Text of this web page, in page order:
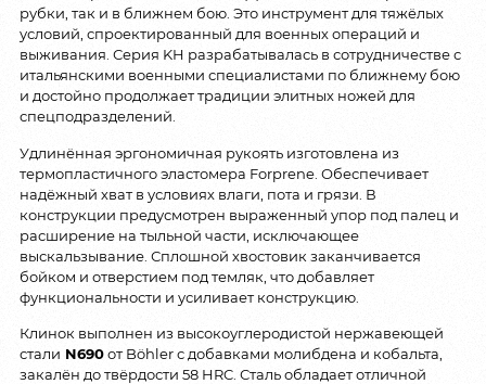
рубки, так и в ближнем бою. Это инструмент для тяжёлых
условий, спроектированный для военных операций и
выживания. Серия KH разрабатывалась в сотрудничестве с
итальянскими военными специалистами по ближнему бою
и достойно продолжает традиции элитных ножей для
спецподразделений.
Удлинённая эргономичная рукоять изготовлена из
термопластичного эластомера Forprene. Обеспечивает
надёжный хват в условиях влаги, пота и грязи. В
конструкции предусмотрен выраженный упор под палец и
расширение на тыльной части, исключающее
выскальзывание. Сплошной хвостовик заканчивается
бойком и отверстием под темляк, что добавляет
функциональности и усиливает конструкцию.
Клинок выполнен из высокоуглеродистой нержавеющей
стали N690от Böhler с добавками молибдена и кобальта,
закалён до твёрдости 58 HRC. Сталь обладает отличной